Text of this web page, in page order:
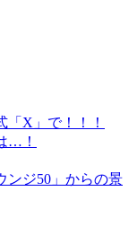
X」で！！！
…！
ンジ50」からの景